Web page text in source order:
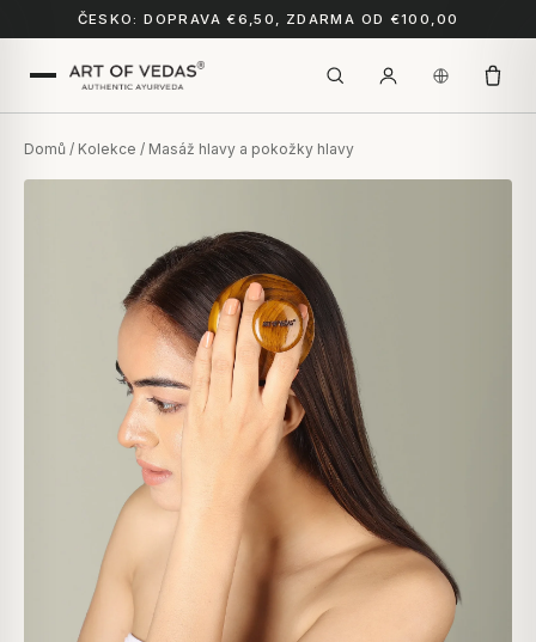
ČESKO: DOPRAVA €6,50, ZDARMA OD €100,00
Domů / Kolekce / Masáž hlavy a pokožky hlavy